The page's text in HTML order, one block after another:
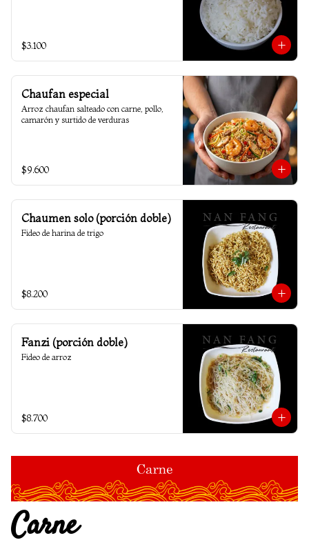
$3.100
Chaufan especial
Arroz chaufan salteado con carne, pollo,
camarón y surtido de verduras
$9.600
Chaumen solo (porción doble)
Fideo de harina de trigo
$8.200
Fanzi (porción doble)
Fideo de arroz
$8.700
Carne